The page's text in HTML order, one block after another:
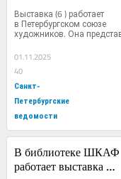
Путешествие мечты.
Природа и
Выставка (6 ) работает
в Петербургском союзе
художников. Она
01.11.2025
40
Санкт-
Петербургские
ведомости
В библиотеке ШКАФ
работает выставка